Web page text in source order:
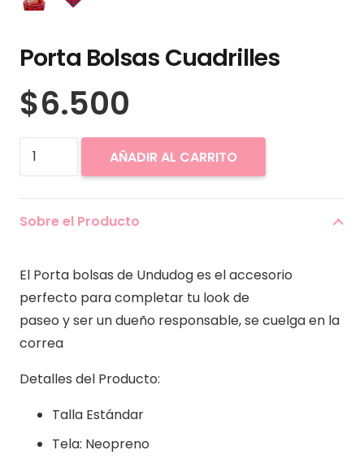
Porta Bolsas Cuadrilles
$6.500
Porta
Bolsas
cantidad
AÑADIR AL CARRITO
Sobre el Producto
El Porta bolsas de Undudog es el accesorio
perfecto para completar tu look de
paseo y ser un dueño responsable, se cuelga en la
correa
Detalles del Producto:
Talla Estándar
Tela: Neopreno